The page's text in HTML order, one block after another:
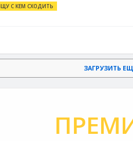
С КЕМ СХОДИТЬ
ЗАГРУЗИТЬ